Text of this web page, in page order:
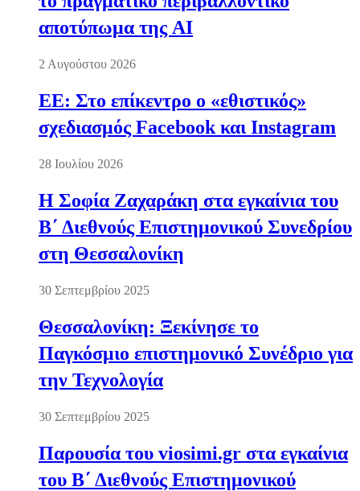
αποτύπωμα της AI
2 Αυγούστου 2026
ΕΕ: Στο επίκεντρο ο «εθιστικός»
σχεδιασμός Facebook και Instagram
28 Ιουλίου 2026
Η Σοφία Ζαχαράκη στα εγκαίνια του
Β΄ Διεθνούς Επιστημονικού Συνεδρίου
στη Θεσσαλονίκη
30 Σεπτεμβρίου 2025
Θεσσαλονίκη: Ξεκίνησε το
Παγκόσμιο επιστημονικό Συνέδριο για
την Τεχνολογία
30 Σεπτεμβρίου 2025
Παρουσία του viosimi.gr στα εγκαίνια
του Β΄ Διεθνούς Επιστημονικού